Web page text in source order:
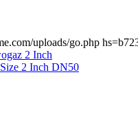
uploads/go.php
2 Inch
2 Inch DN50